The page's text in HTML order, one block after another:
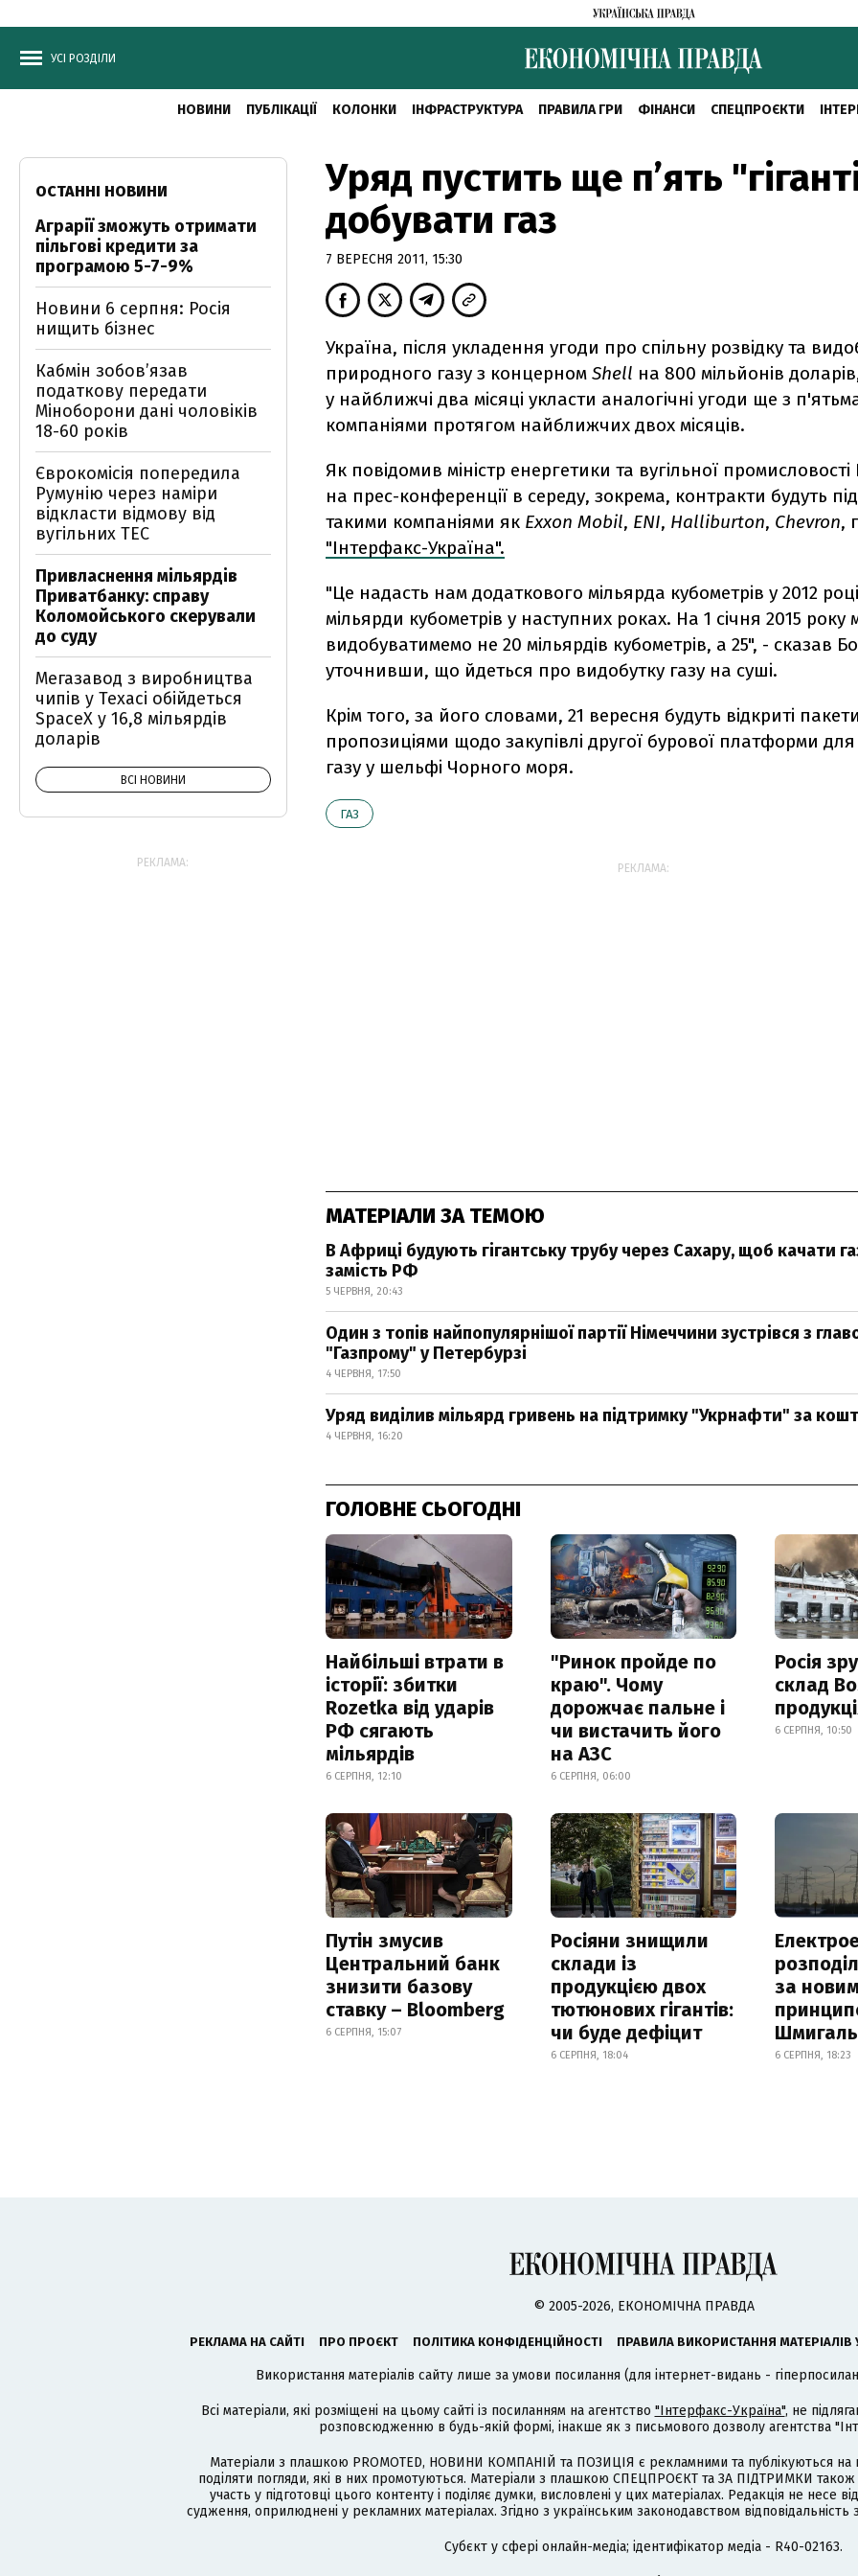
УСІ РОЗДІЛИ
НОВИНИ ПУБЛІКАЦІЇ КОЛОНКИ ІНФРАСТРУКТУРА ПРАВИЛА ГРИ ФІНАНСИ СПЕЦПРОЄКТИ
Уряд пустить ще п’ять
добувати газ
7 ВЕРЕСНЯ 2011, 15:30
Україна, пiсля укладення угоди про спiльну розвiдку та
природного газу з концерном Shell на 800 мільйонів
у найближчi два мiсяцi укласти аналогiчнi угоди ще з
компанiями протягом найближчих двох мiсяцiв.
Як повiдомив мiнiстр енергетики та вугiльної
на прес-конференцiї в середу, зокрема, контракти будуть
такими компанiями як Exxon Mobil, ENI, Halliburton, Сhevron,
"Інтерфакс-Україна".
"Це надасть нам додаткового мiльярда кубометрiв у 2012
мiльярди кубометрiв у наступних роках. На 1 сiчня 2015 року
видобуватимемо не 20 мільярдів кубометрів, а 25", - сказав
уточнивши, що йдеться про видобутку газу на сушi.
Крiм того, за його словами, 21 вересня будуть вiдкритi
пропозицiями щодо закупiвлi другої бурової платформи для
газу у шельфi Чорного моря.
ГАЗ
РЕКЛАМА:
МАТЕРІАЛИ ЗА ТЕМОЮ
В Африці будують гігантську трубу через Сахару, щоб качати
замість РФ
5 ЧЕРВНЯ, 20:43
Один з топів найпопулярнішої партії Німеччини зустрівся з
"Газпрому" у Петербурзі
4 ЧЕРВНЯ, 17:50
Уряд виділив мільярд гривень на підтримку "Укрнафти" за кошт
4 ЧЕРВНЯ, 16:20
ГОЛОВНЕ СЬОГОДНІ
Найбільші втрати в
історії: збитки
Rozetka від ударів
РФ сягають
мільярдів
6 СЕРПНЯ, 12:10
"Ринок пройде по
краю". Чому
дорожчає пальне і
чи вистачить його
на АЗС
6 СЕРПНЯ, 06:00
Росія
склад
6 СЕРПНЯ, 10:50
Путін змусив
Центральний банк
знизити базову
ставку – Bloomberg
6 СЕРПНЯ, 15:07
Росіяни знищили
склади із
продукцією двох
тютюнових гігантів:
чи буде дефіцит
6 СЕРПНЯ, 18:04
за новим
Шмигаль
6 СЕРПНЯ, 18:23
ОСТАННІ НОВИНИ
Аграрії зможуть отримати
пільгові кредити за
програмою 5-7-9%
Новини 6 серпня: Росія
нищить бізнес
Кабмін зобовʼязав
податкову передати
Міноборони дані чоловіків
18-60 років
Єврокомісія попередила
Румунію через наміри
відкласти відмову від
вугільних ТЕС
Привласнення мільярдів
Приватбанку: справу
Коломойського скерували
до суду
Мегазавод з виробництва
чипів у Техасі обійдеться
SpaceX у 16,8 мільярдів
доларів
ВСІ НОВИНИ
РЕКЛАМА:
© 2005-2026, ЕКОНОМІЧНА ПРАВДА
РЕКЛАМА НА САЙТІ ПРО ПРОЄКТ ПОЛІТИКА КОНФІДЕНЦІЙНОСТІ ПРАВИЛА ВИКОРИСТАННЯ МАТЕРІАЛІВ
Використання матеріалів сайту лише за умови посилання (для інтернет-видань -
Всі матеріали, які розміщені на цьому сайті із посиланням на агентство "Інтерфакс-Україна", не
розповсюдженню в будь-якій формі, інакше як з письмового дозволу агентства
Матеріали з плашкою PROMOTED, НОВИНИ КОМПАНІЙ та ПОЗИЦІЯ є рекламними та публікуються на
поділяти погляди, які в них промотуються. Матеріали з плашкою СПЕЦПРОЄКТ та ЗА ПІДТРИМКИ
участь у підготовці цього контенту і поділяє думки, висловлені у цих матеріалах. Редакція не несе
судження, оприлюднені у рекламних матеріалах. Згідно з українським законодавством
Cубєкт у сфері онлайн-медіа; ідентифікатор медіа - R40-02163.